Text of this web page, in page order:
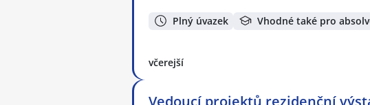
Plný úvazek Vhodné také pro
včerejší
Vedoucí projektů rezidenční